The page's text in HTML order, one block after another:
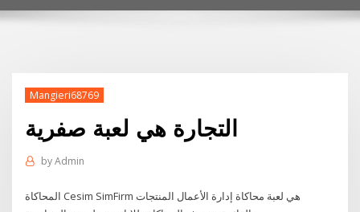
Mangieri68769
التجارة هي لعبة صفرية
byAdmin
المحاكاة Cesim SimFirm هي لعبة محاكاة إدارة الأعمال المنتجات